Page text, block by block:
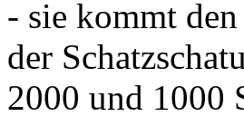
- sie kommt
der
2000 und